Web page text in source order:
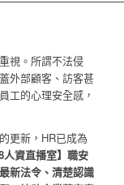
視。所謂不法侵
外部顧客、訪客甚
工的心理安全感，
更新，HR已成為
人資直播室】職安
新法令、清楚認識